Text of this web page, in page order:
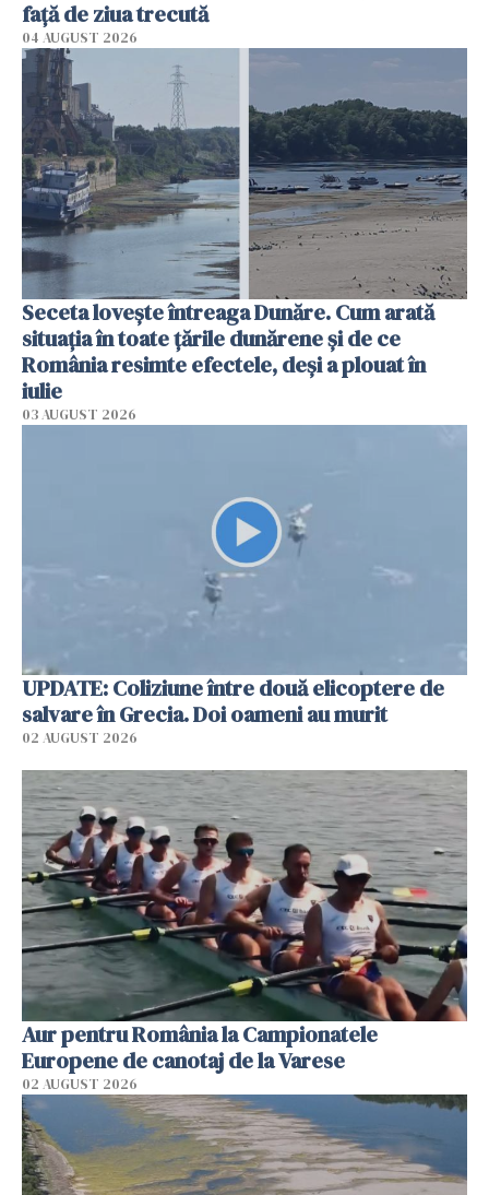
faţă de ziua trecută
04 AUGUST 2026
Seceta lovește întreaga Dunăre. Cum arată
situația în toate țările dunărene și de ce
România resimte efectele, deși a plouat în
iulie
03 AUGUST 2026
UPDATE: Coliziune între două elicoptere de
salvare în Grecia. Doi oameni au murit
02 AUGUST 2026
Aur pentru România la Campionatele
Europene de canotaj de la Varese
02 AUGUST 2026